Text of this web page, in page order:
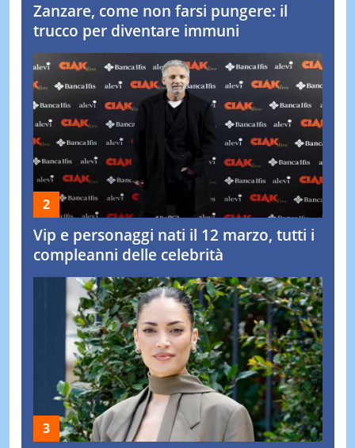
Zanzare, come non farsi pungere: il
trucco per diventare immuni
Vip e personaggi nati il 12 marzo, tutti i
compleanni delle celebrità